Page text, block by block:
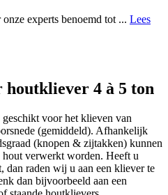
experts benoemd tot ... Lees
4 à 5 ton
voor het klieven van
(gemiddeld). Afhankelijk
(knopen & zijtakken) kunnen
verwerkt worden. Heeft u
dan raden wij u aan een kliever te
dan bijvoorbeeld aan een